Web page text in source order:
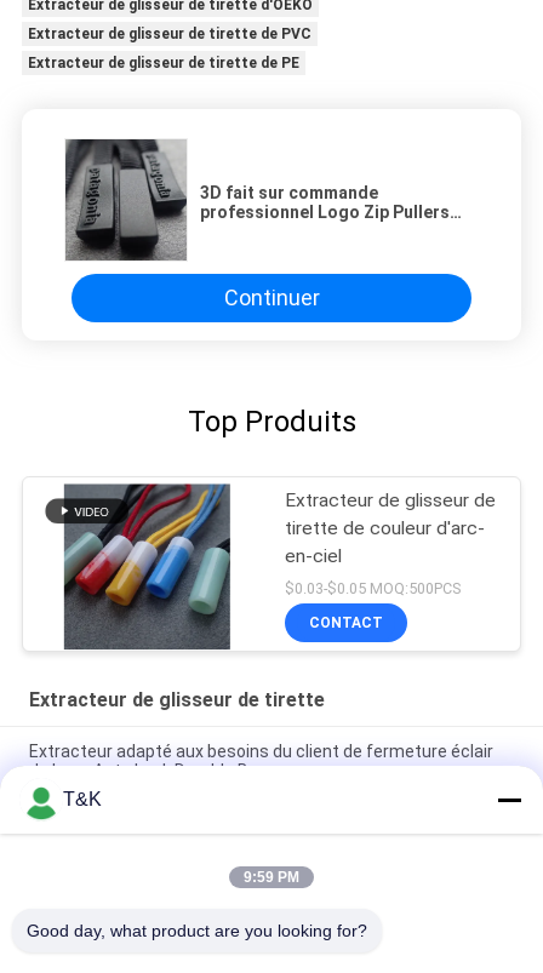
Extracteur de glisseur de tirette d'OEKO
Extracteur de glisseur de tirette de PVC
Extracteur de glisseur de tirette de PE
3D fait sur commande
professionnel Logo Zip Pullers
Continuer
Top Produits
Extracteur de glisseur de
tirette de couleur d'arc-
en-ciel
$0.03-$0.05 MOQ:500PCS
CONTACT
Extracteur de glisseur de tirette
Extracteur adapté aux besoins du client de fermeture éclair
de Logo Auto Lock Durable Bag
Extracteur de glisseur de tirette du PE ISO9001 de moulage
par injection
Extracteur en caoutchouc de tirette de l'injection colorée TPU
T&K
9:59 PM
Good day, what product are you looking for?